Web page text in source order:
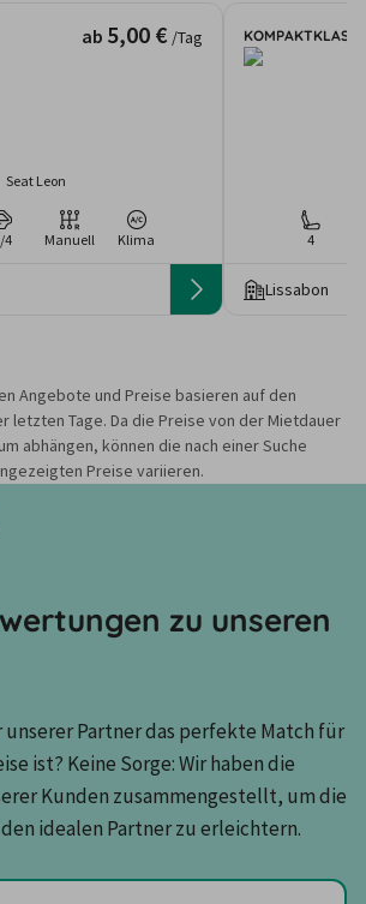
ab 5,00 € /Tag
Seat Leon
4 Manuell Klima
KOMPAKTKLASSE
4
Lissabon
Angebote und Preise basieren auf den
letzten Tage. Da die Preise von der Mietdauer
abhängen, können die nach einer Suche
Preise variieren.
zu unseren
unserer Partner das perfekte Match für
ist? Keine Sorge: Wir haben die
Kunden zusammengestellt, um die
idealen Partner zu erleichtern.